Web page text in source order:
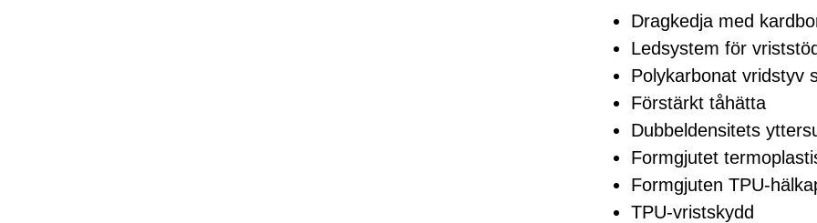
Dragkedja med
Ledsystem för
Polykarbonat vridstyv
Förstärkt tåhätta
Dubbeldensitets
Formgjutet
Formgjuten TPU-
TPU-vristskydd